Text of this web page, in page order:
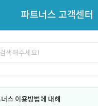
파트너스 고객센터
스 이용방법에 대해